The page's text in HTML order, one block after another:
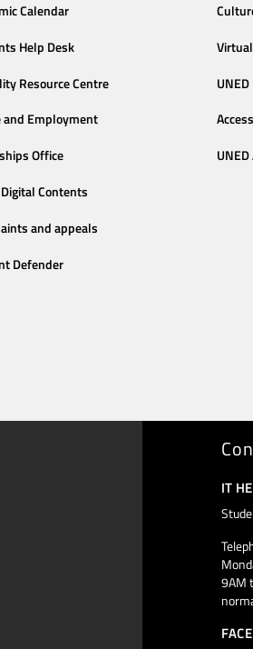
Calendar
Help Desk
Resource Centre
and Employment
Office
Contents
and appeals
Defender
IT
9AM